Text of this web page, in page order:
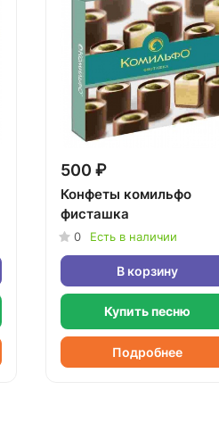
500 ₽
Конфеты комильфо
фисташка
0 Есть в наличии
В корзину
Купить песню
Подробнее